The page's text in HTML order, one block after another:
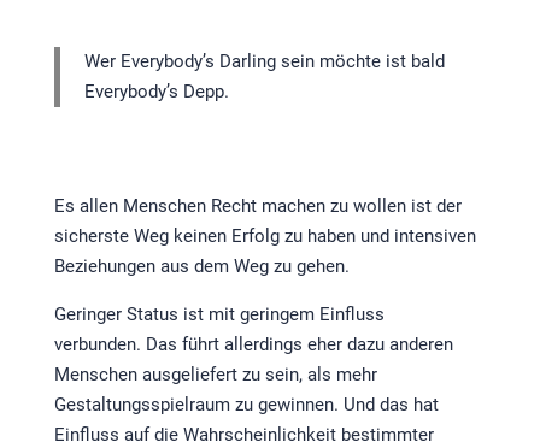
Wer Everybody’s Darling sein möchte ist bald
Everybody’s Depp.
Es allen Menschen Recht machen zu wollen ist der
sicherste Weg keinen Erfolg zu haben und intensiven
Beziehungen aus dem Weg zu gehen.
Geringer Status ist mit geringem Einfluss
verbunden. Das führt allerdings eher dazu anderen
Menschen ausgeliefert zu sein, als mehr
Gestaltungsspielraum zu gewinnen. Und das hat
Einfluss auf die Wahrscheinlichkeit bestimmter